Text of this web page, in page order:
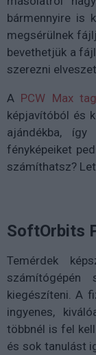
bármennyire is
megsérülnek
bevethetjük a
szerezni
A PCW Max
képjavítóból és
ajándékba,
fényképeiket
számíthatsz?
SoftOrbits
Temérdek
számítógépén
kiegészíteni. A
ingyenes,
többnél is fel
és sok tanulást